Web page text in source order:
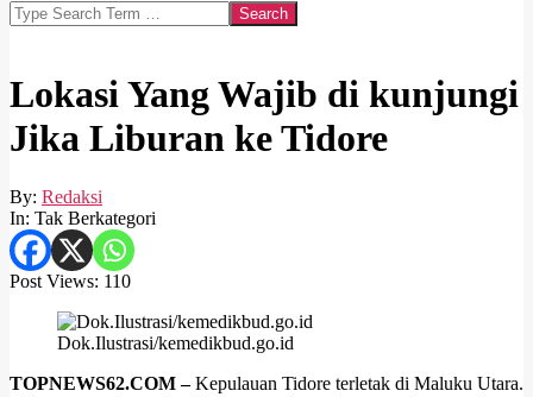
Search
Lokasi Yang Wajib di kunjungi
Jika Liburan ke Tidore
By: Redaksi
In: Tak Berkategori
Post Views: 110
Dok.Ilustrasi/kemedikbud.go.id
TOPNEWS62.COM –Kepulauan Tidore terletak di Maluku Utara.